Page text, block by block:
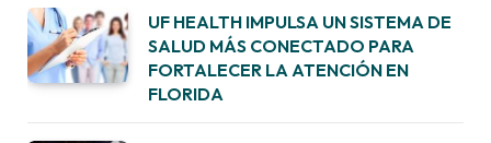
UF HEALTH IMPULSA UN SISTEMA DE
SALUD MÁS CONECTADO PARA
FORTALECER LA ATENCIÓN EN
FLORIDA